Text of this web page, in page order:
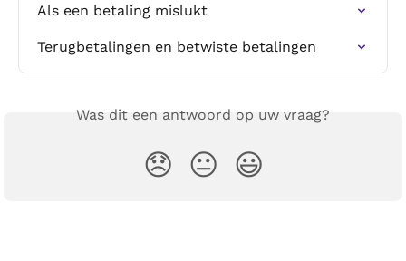
Als een betaling mislukt
Terugbetalingen en betwiste betalingen
Was dit een antwoord op uw vraag?
😞 😐 😃